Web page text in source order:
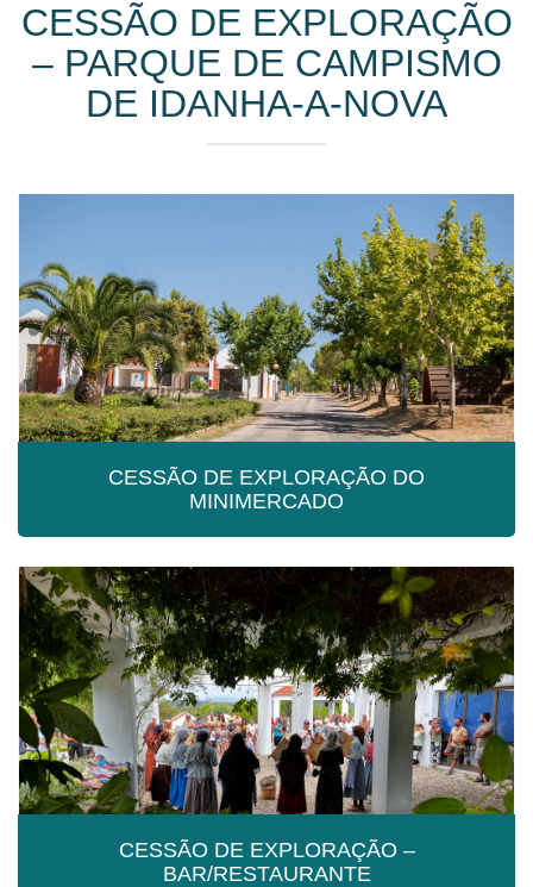
CESSÃO DE EXPLORAÇÃO
– PARQUE DE CAMPISMO
DE IDANHA-A-NOVA
CESSÃO DE EXPLORAÇÃO DO
MINIMERCADO
CESSÃO DE EXPLORAÇÃO DO
MINIMERCADO
CESSÃO DE EXPLORAÇÃO –
BAR/RESTAURANTE